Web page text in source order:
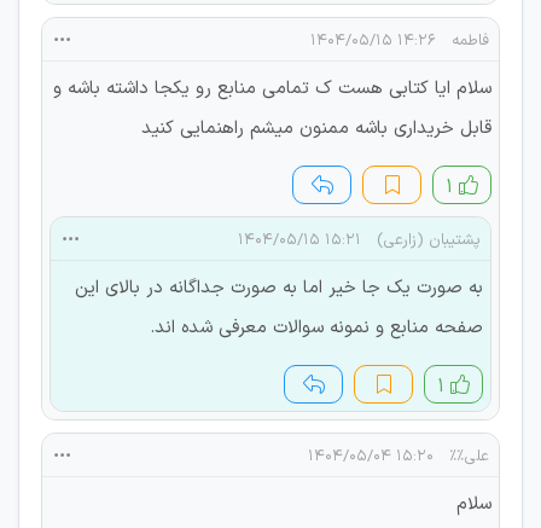
فاطمه ۱۴:۲۶ ۱۴۰۴/۰۵/۱۵
سلام ایا کتابی هست ک تمامی منابع رو یکجا داشته باشه و
قابل خریداری باشه ممنون میشم راهنمایی کنید
۱
پشتیبان (زارعی) ۱۵:۲۱ ۱۴۰۴/۰۵/۱۵
به صورت یک جا خیر اما به صورت جداگانه در بالای این
صفحه منابع و نمونه سوالات معرفی شده اند.
۱
علی%% ۱۵:۲۰ ۱۴۰۴/۰۵/۰۴
سلام